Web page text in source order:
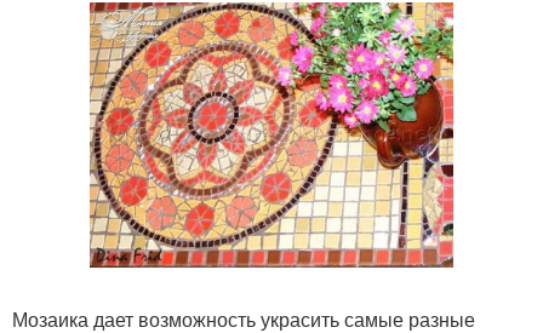
Мозаика дает возможность украсить самые разные